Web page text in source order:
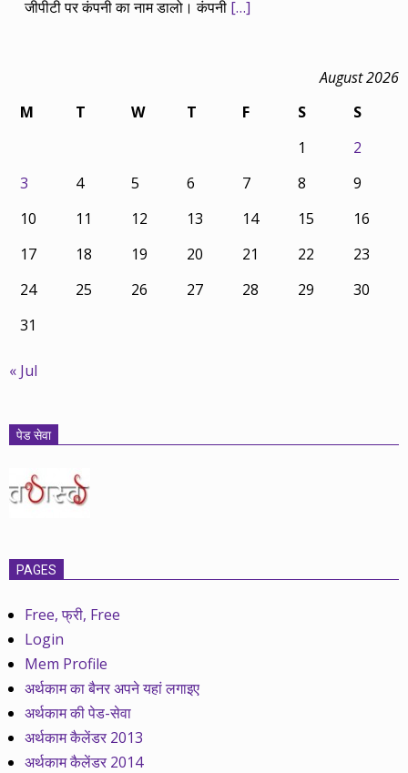
जीपीटी पर कंपनी का नाम डालो। कंपनी […]
August 2026
M
T W T F S
S
1
2
3
4 5 6 7 8
9
10
11 12 13 14 15
16
17
18 19 20 21 22
23
24
25 26 27 28 29
30
31
« Jul
पेड सेवा
PAGES
Free, फ्री, Free
Login
Mem Profile
अर्थकाम का बैनर अपने यहां लगाइए
अर्थकाम की पेड-सेवा
अर्थकाम कैलेंडर 2013
अर्थकाम कैलेंडर 2014